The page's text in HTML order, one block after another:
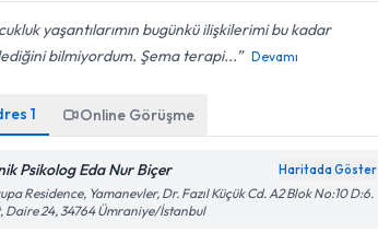
yaşantılarımın bugünkü ilişkilerimi bu kadar
bilmiyordum. Şema terapi...
Devamı
1 Online Görüşme
Psikolog Eda Nur Biçer Haritada Göster
Residence, Yamanevler, Dr. Fazıl Küçük Cd. A2 Blok No:10 D:6.
Daire 24, 34764 Ümraniye/İstanbul